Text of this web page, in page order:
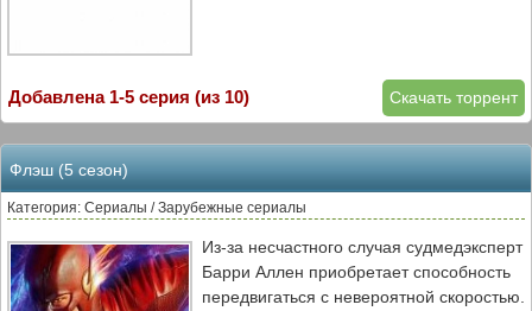
Скачать торрент
Добавлена 1-5 серия (из 10)
Флэш (5 сезон)
Категория: Сериалы / Зарубежные сериалы
Из-за несчастного случая судмедэксперт
Барри Аллен приобретает способность
передвигаться с невероятной скоростью.